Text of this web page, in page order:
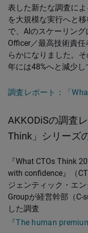
表した新たな調査に
を大規模な実行へと
で、AIのスケーリン
Officer／最高技術責
らかになりました。
年には48%へと減少し
調査レポート：「
AKKODiSの調査
Think」シリーズ
『What CTOs Think
with confidence』（
ジェンティック・エ
Groupが経営幹部（C-
した調査
『The human